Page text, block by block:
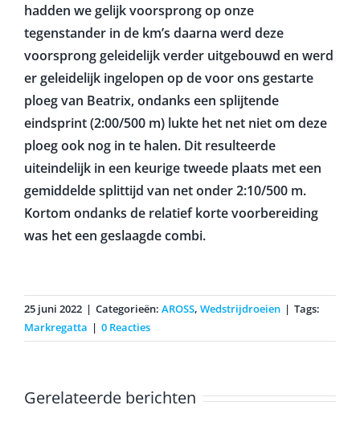
hadden we gelijk voorsprong op onze
tegenstander in de km’s daarna werd deze
voorsprong geleidelijk verder uitgebouwd en werd
er geleidelijk ingelopen op de voor ons gestarte
ploeg van Beatrix, ondanks een splijtende
eindsprint (2:00/500 m) lukte het net niet om deze
ploeg ook nog in te halen. Dit resulteerde
uiteindelijk in een keurige tweede plaats met een
gemiddelde splittijd van net onder 2:10/500 m.
Kortom ondanks de relatief korte voorbereiding
was het een geslaagde combi.
25 juni 2022 | Categorieën: AROSS, Wedstrijdroeien | Tags:
Markregatta | 0 Reacties
Gerelateerde berichten